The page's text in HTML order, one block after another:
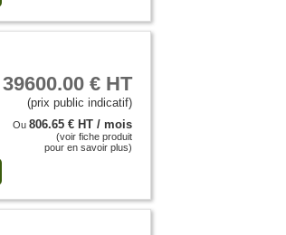
39600.00 € HT
(prix public indicatif)
Ou806.65 € HT / mois
(voir fiche produit
pour en savoir plus)